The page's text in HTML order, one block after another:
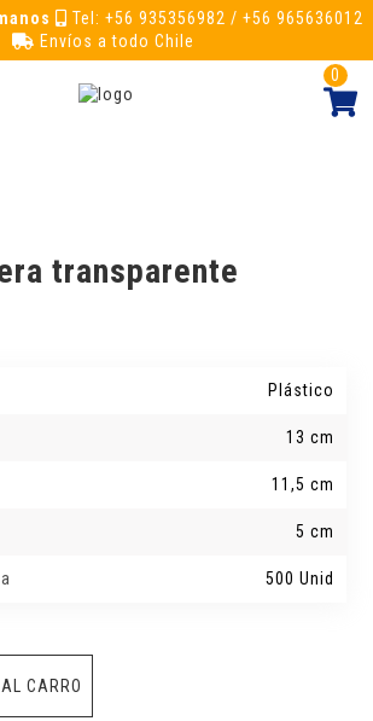
Tel: +56 935356982 / +56 965636012
Envíos a todo Chile
0
transparente
Plástico
13 cm
11,5 cm
5 cm
500 Unid
CARRO